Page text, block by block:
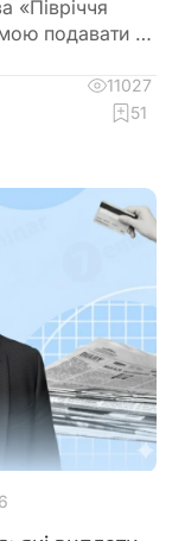
«Півріччя
подавати та
11027
51